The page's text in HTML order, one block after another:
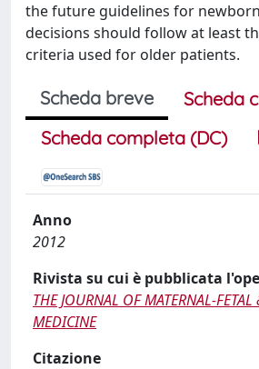
the future guidelines for
decisions should follow at least
criteria used for older patients.
Scheda breve
Scheda
Scheda completa (DC)
Anno
2012
Rivista su cui è pubblicata
THE JOURNAL OF MATERNAL-
MEDICINE
Citazione